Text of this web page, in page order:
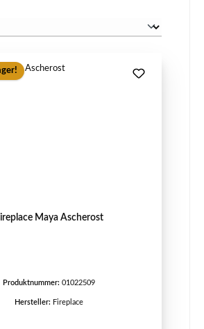
Maya Ascherost
Produktnummer: 01022509
Hersteller: Fireplace